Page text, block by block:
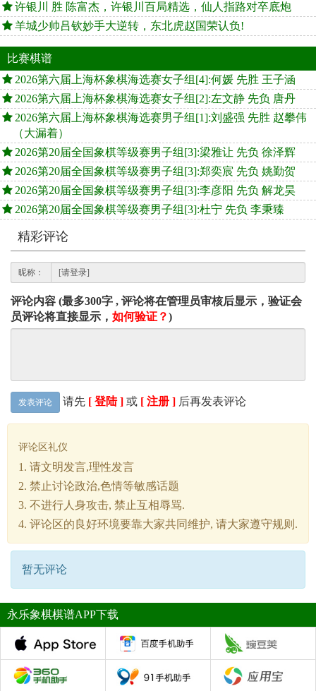
许银川 胜 陈富杰，许银川百局精选，仙人指路对卒底炮
羊城少帅吕钦妙手大逆转，东北虎赵国荣认负!
比赛棋谱
2026第六届上海杯象棋海选赛女子组[4]:何媛 先胜 王子涵
2026第六届上海杯象棋海选赛女子组[2]:左文静 先负 唐丹
2026第六届上海杯象棋海选赛男子组[1]:刘盛强 先胜 赵攀伟
（大漏着）
2026第20届全国象棋等级赛男子组[3]:梁雅让 先负 徐泽辉
2026第20届全国象棋等级赛男子组[3]:郑奕宸 先负 姚勤贺
2026第20届全国象棋等级赛男子组[3]:李彦阳 先负 解龙昊
2026第20届全国象棋等级赛男子组[3]:杜宁 先负 李秉臻
精彩评论
昵称：
评论内容 (最多300字 , 评论将在管理员审核后显示，验证会
员评论将直接显示， 如何验证？)
发表评论 请先 [ 登陆 ] 或 [ 注册 ] 后再发表评论
评论区礼仪
1. 请文明发言,理性发言
2. 禁止讨论政治,色情等敏感话题
3. 不进行人身攻击, 禁止互相辱骂.
4. 评论区的良好环境要靠大家共同维护, 请大家遵守规则.
暂无评论
永乐象棋棋谱APP下载